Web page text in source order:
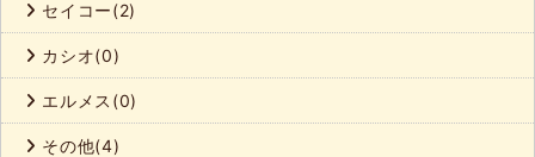
セイコー(2)
カシオ(0)
エルメス(0)
その他(4)